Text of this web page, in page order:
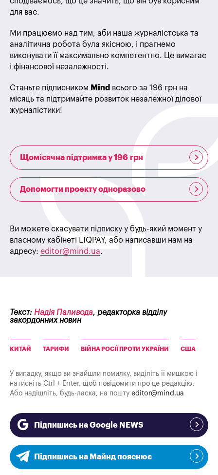
для вас.
Ми працюємо над тим, аби наша журналістська та
аналітична робота була якісною, і прагнемо
виконувати її максимально компетентно. Це вимагає
і фінансової незалежності.
Станьте підписником Mind всього за 196 грн на
місяць та підтримайте розвиток незалежної ділової
журналістики!
Щомісячна підтримка у 196 грн
Допомогти проекту одноразово
Ви можете скасувати підписку у будь-який момент у
власному кабінеті LIQPAY, або написавши нам на
адресу: editor@mind.ua.
Текст: Надія Паливода, редакторка відділу
закордонних новин
КИТАЙ ТАРИФИ ВІЙНА РОСІЇ ПРОТИ УКРАЇНИ США
У випадку, якщо ви знайшли помилку, виділіть її мишкою і
натисніть Ctrl + Enter, щоб повідомити про це редакцію.
Або надішліть, будь-ласка, на пошту editor@mind.ua
Підпишись на Google NEWS
Підпишись на Майнд пояснює